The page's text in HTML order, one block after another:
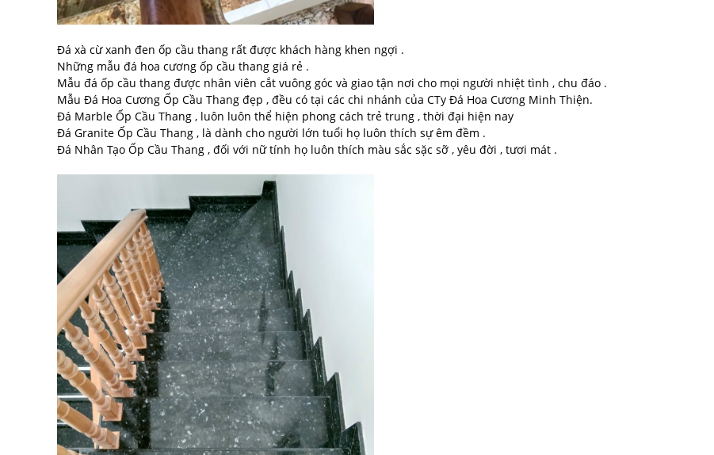
Đá xà cừ xanh đen ốp cầu thang rất được khách hàng khen ngợi .
Những mẫu đá hoa cương ốp cầu thang giá rẻ .
Mẫu đá ốp cầu thang được nhân viên cắt vuông góc và giao tận nơi cho mọi người nhiệt tình , chu đáo .
Mẫu Đá Hoa Cương Ốp Cầu Thang đẹp , đều có tại các chi nhánh của CTy Đá Hoa Cương Minh Thiện.
Đá Marble Ốp Cầu Thang , luôn luôn thể hiện phong cách trẻ trung , thời đại hiện nay
Đá Granite Ốp Cầu Thang , là dành cho người lớn tuổi họ luôn thích sự êm đềm .
Đá Nhân Tạo Ốp Cầu Thang , đối với nữ tính họ luôn thích màu sắc sặc sỡ , yêu đời , tươi mát .